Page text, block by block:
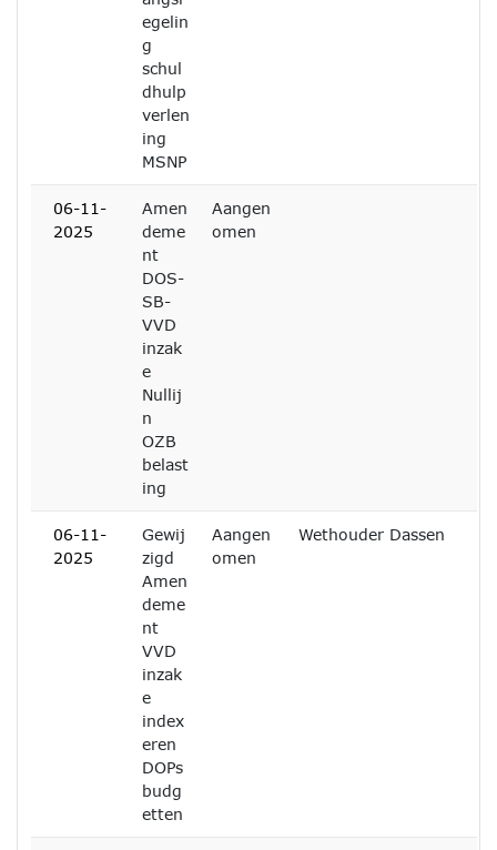
egelin
g
schul
dhulp
verlen
ing
MSNP
06-11-
2025
Amen
deme
nt
DOS-
SB-
VVD
inzak
e
Nullij
n
OZB
belast
ing
Aangen
omen
06-11-
2025
Gewij
zigd
Amen
deme
nt
VVD
inzak
e
index
eren
DOPs
budg
etten
Aangen
omen
Wethouder Dassen